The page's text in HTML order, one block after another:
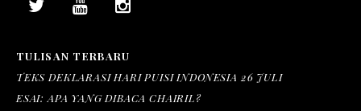
TULISAN TERBARU
TEKS DEKLARASI HARI PUISI INDONESIA 26 JULI
ESAI: APA YANG DIBACA CHAIRIL?